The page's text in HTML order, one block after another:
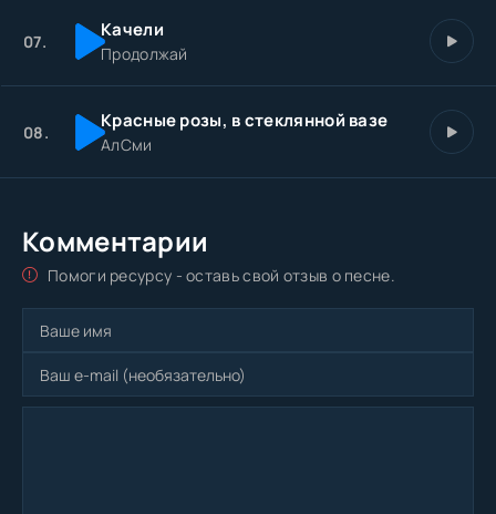
07. Качели
Продолжай
08. Красные розы, в стеклянной вазе
АлСми
Комментарии
Помоги ресурсу - оставь свой отзыв о песне.